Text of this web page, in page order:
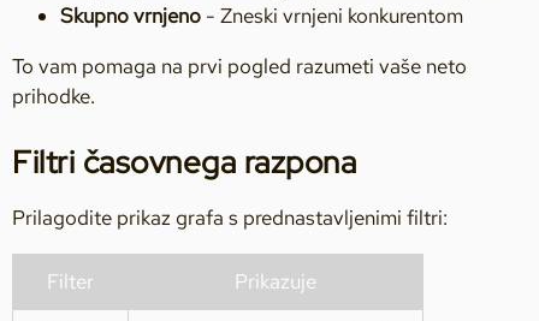
Skupno vrnjeno - Zneski vrnjeni konkurentom
To vam pomaga na prvi pogled razumeti vaše neto
prihodke.
Filtri časovnega razpona
Prilagodite prikaz grafa s prednastavljenimi filtri:
Filter Prikazuje